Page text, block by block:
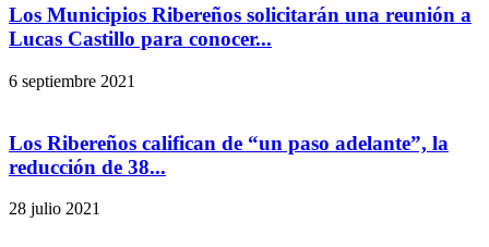
Los Municipios Ribereños solicitarán una reunión a
Lucas Castillo para conocer...
6 septiembre 2021
Los Ribereños califican de “un paso adelante”, la
reducción de 38...
28 julio 2021